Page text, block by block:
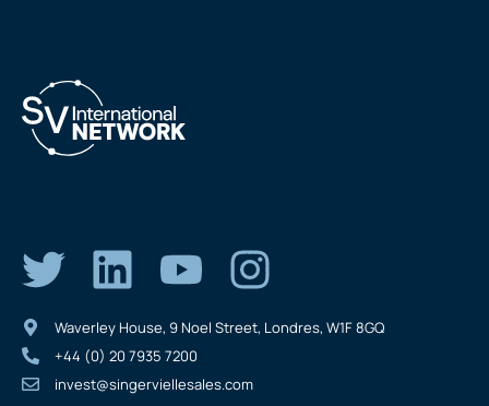
Waverley House, 9 Noel Street, Londres, W1F 8GQ
+44 (0) 20 7935 7200
invest@singerviellesales.com